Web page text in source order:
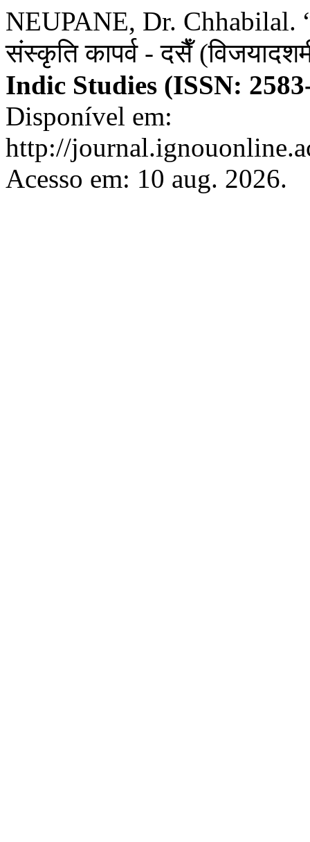
NEUPANE, Dr. Chhabilal.
संस्कृति कापर्व - दसैँ
Indic Studies (ISSN:
Disponível em:
http://
Acesso em: 10 aug. 2026.